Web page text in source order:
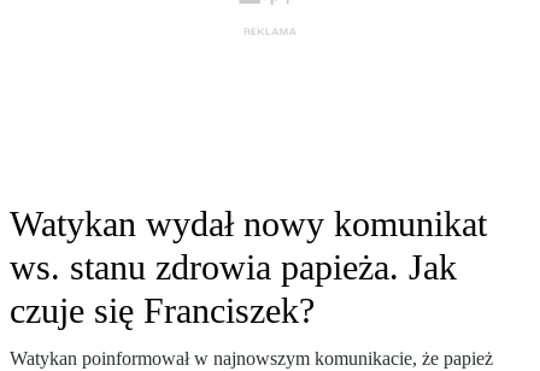
Watykan wydał nowy komunikat
ws. stanu zdrowia papieża. Jak
czuje się Franciszek?
Watykan poinformował w najnowszym komunikacie, że papież